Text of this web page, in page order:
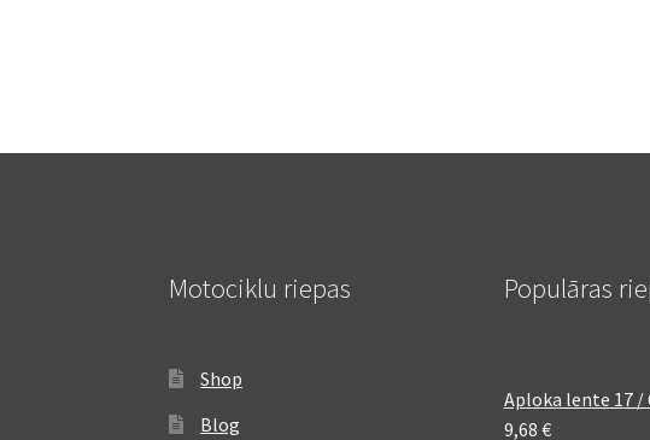
Motociklu riepas
Shop
Blog
Populāras
Aploka lente 17 /
9,68 €